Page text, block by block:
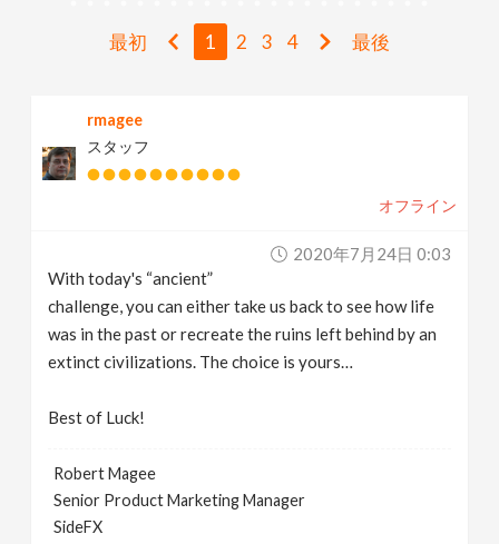
g
最初 1 2 3 4 最後
rmagee
スタッフ
オフライン
2020年7月24日 0:03
With today's “ancient”
challenge, you can either take us back to see how life
was in the past or recreate the ruins left behind by an
extinct civilizations. The choice is yours…
Best of Luck!
Robert Magee
Senior Product Marketing Manager
SideFX